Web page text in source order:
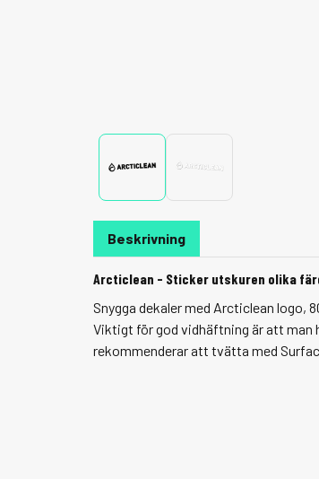
Beskrivning
Arcticlean - Sticker utskuren olika
Snygga dekaler med Arcticlean logo,
Viktigt för god vidhäftning är att man
rekommenderar att tvätta med